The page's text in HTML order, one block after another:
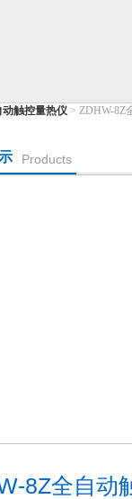
动触控量热仪 > ZDHW-8Z
Products
8Z全自动